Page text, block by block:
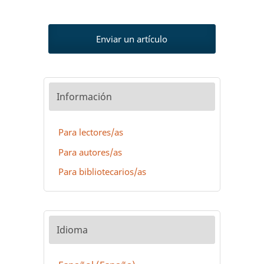
Enviar un artículo
Información
Para lectores/as
Para autores/as
Para bibliotecarios/as
Idioma